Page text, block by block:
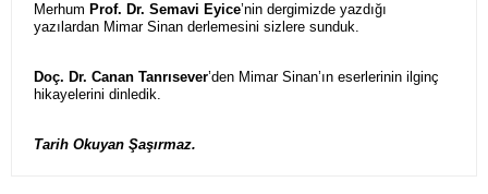
Merhum Prof. Dr. Semavi Eyice’nin dergimizde yazdığı
yazılardan Mimar Sinan derlemesini sizlere sunduk.
Doç. Dr. Canan Tanrısever’den Mimar Sinan’ın eserlerinin ilginç
hikayelerini dinledik.
Tarih Okuyan Şaşırmaz.